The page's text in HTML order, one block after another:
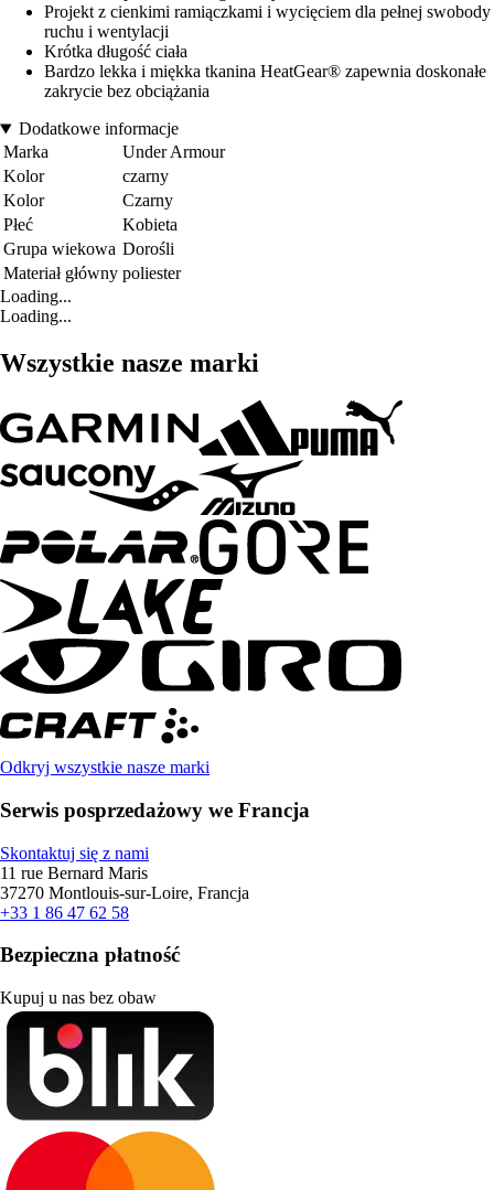
Projekt z cienkimi ramiączkami i wycięciem dla pełnej swobody
ruchu i wentylacji
Krótka długość ciała
Bardzo lekka i miękka tkanina HeatGear® zapewnia doskonałe
zakrycie bez obciążania
Dodatkowe informacje
Marka
Under Armour
Kolor
czarny
Kolor
Czarny
Płeć
Kobieta
Grupa wiekowa Dorośli
Materiał główny poliester
Loading...
Loading...
Wszystkie nasze marki
Odkryj wszystkie nasze marki
Serwis posprzedażowy we Francja
Skontaktuj się z nami
11 rue Bernard Maris
37270 Montlouis-sur-Loire, Francja
+33 1 86 47 62 58
Bezpieczna płatność
Kupuj u nas bez obaw